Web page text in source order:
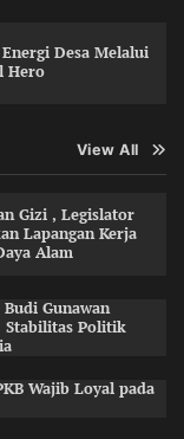
Desa Melalui
Hero
View All
Gizi , Legislator
Lapangan Kerja
Alam
Gunawan
Politik
Wajib Loyal pada